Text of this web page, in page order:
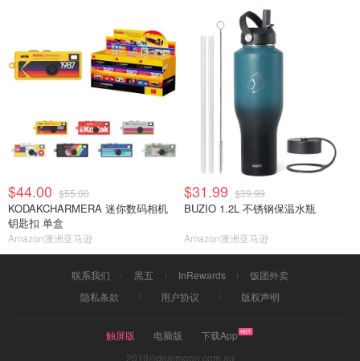
$44.00 $55.00
KODAKCHARMERA 迷你数码相机
钥匙扣 单盒
Amazon澳洲亚马逊
$31.99 $39.99
BUZIO 1.2L 不锈钢保温水瓶
Amazon澳洲亚马逊
联系我们 黑五 InRewards
饭团外卖
隐私条款
用户协议 版权声明
触屏版 电脑版
下载App
2019©dealmoon.com.au